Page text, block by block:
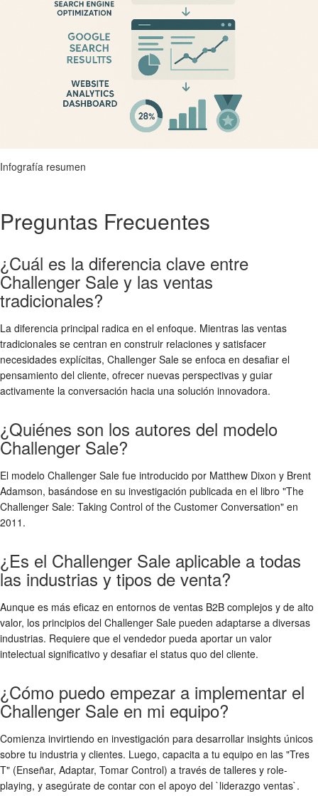
Infografía resumen
Preguntas Frecuentes
¿Cuál es la diferencia clave entre
Challenger Sale y las ventas
tradicionales?
La diferencia principal radica en el enfoque. Mientras las ventas
tradicionales se centran en construir relaciones y satisfacer
necesidades explícitas, Challenger Sale se enfoca en desafiar el
pensamiento del cliente, ofrecer nuevas perspectivas y guiar
activamente la conversación hacia una solución innovadora.
¿Quiénes son los autores del modelo
Challenger Sale?
El modelo Challenger Sale fue introducido por Matthew Dixon y Brent
Adamson, basándose en su investigación publicada en el libro "The
Challenger Sale: Taking Control of the Customer Conversation" en
2011.
¿Es el Challenger Sale aplicable a todas
las industrias y tipos de venta?
Aunque es más eficaz en entornos de ventas B2B complejos y de alto
valor, los principios del Challenger Sale pueden adaptarse a diversas
industrias. Requiere que el vendedor pueda aportar un valor
intelectual significativo y desafiar el status quo del cliente.
¿Cómo puedo empezar a implementar el
Challenger Sale en mi equipo?
Comienza invirtiendo en investigación para desarrollar insights únicos
sobre tu industria y clientes. Luego, capacita a tu equipo en las "Tres
T" (Enseñar, Adaptar, Tomar Control) a través de talleres y role-
playing, y asegúrate de contar con el apoyo del `liderazgo ventas`.